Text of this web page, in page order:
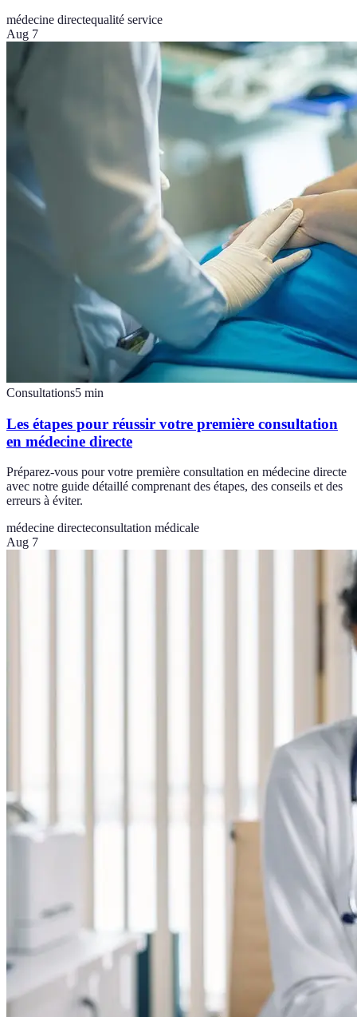
médecine directequalité service
Aug 7
Consultations5 min
Les étapes pour réussir votre première consultation
en médecine directe
Préparez-vous pour votre première consultation en médecine directe
avec notre guide détaillé comprenant des étapes, des conseils et des
erreurs à éviter.
médecine directeconsultation médicale
Aug 7